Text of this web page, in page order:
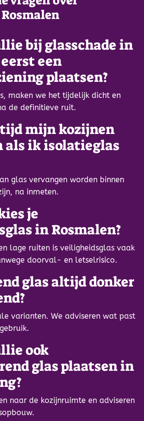
bij glasschade in
een
plaatsen?
maken we het tijdelijk dicht en
de definitieve ruit.
mijn kozijnen
als ik isolatieglas
glas vervangen worden binnen
na inmeten.
je
in Rosmalen?
lage ruiten is veiligheidsglas vaak
doorval- en letselrisico.
glas altijd donker
varianten. We adviseren wat past
ook
glas plaatsen in
naar de kozijnruimte en adviseren